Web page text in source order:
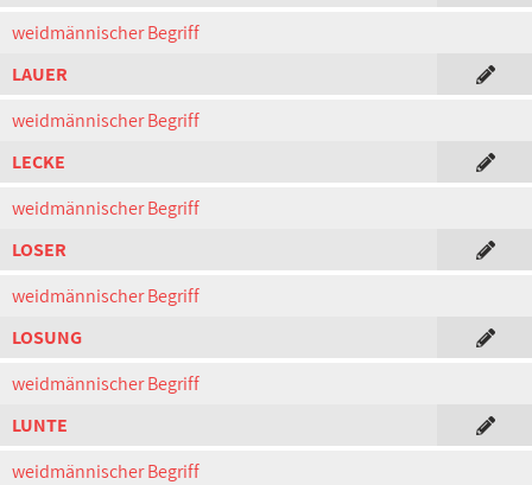
weidmännischer Begriff
LAUER
weidmännischer Begriff
LECKE
weidmännischer Begriff
LOSER
weidmännischer Begriff
LOSUNG
weidmännischer Begriff
LUNTE
weidmännischer Begriff